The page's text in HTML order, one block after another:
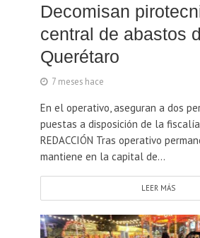
Decomisan
central de abastos
Querétaro
7 meses hace
En el operativo, aseguran a dos
puestas a disposición de la fiscalía
REDACCIÓN Tras operativo
mantiene en la capital de...
LEER MÁS